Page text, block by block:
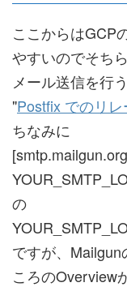
ここからはGCP
やすいのでそち
メール送信を行
"Postfix でのリレ
ちなみに
の
ですが、Mailgun
ころのOverview